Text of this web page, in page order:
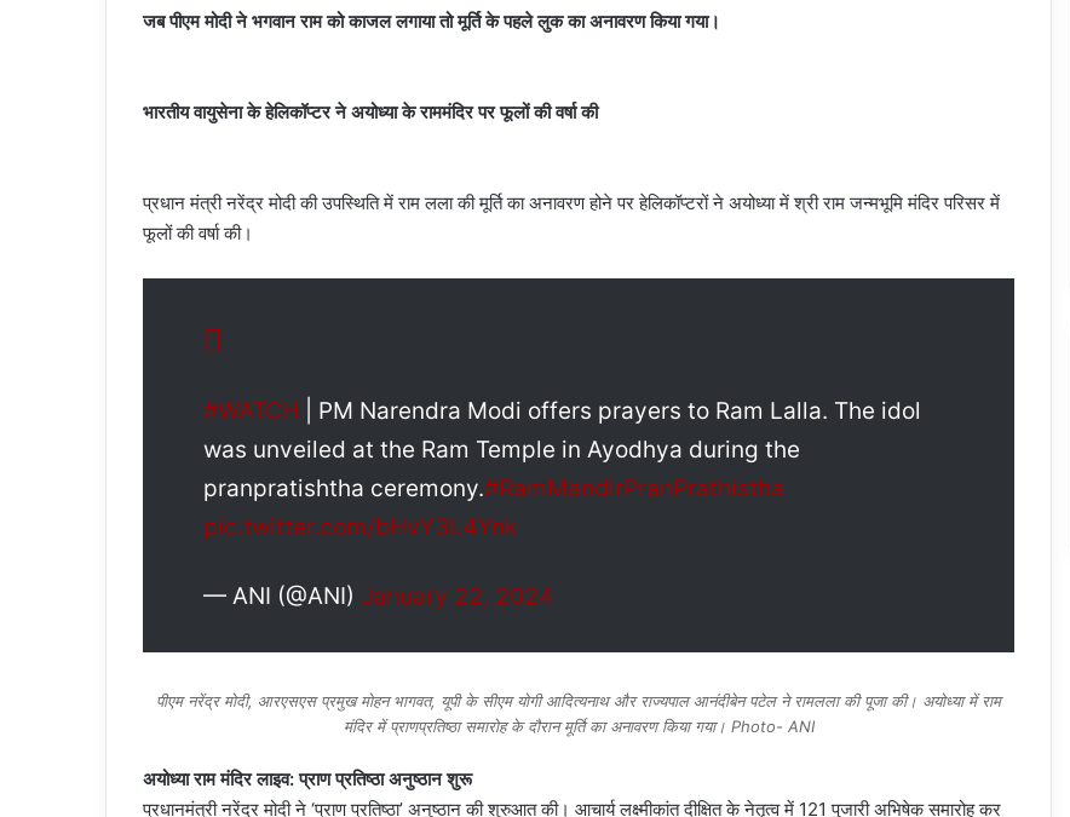
जब पीएम मोदी ने भगवान राम को काजल लगाया तो मूर्ति के पहले लुक का अनावरण किया गया।
भारतीय वायुसेना के हेलिकॉप्टर ने अयोध्या के राममंदिर पर फूलों की वर्षा की
प्रधान मंत्री नरेंद्र मोदी की उपस्थिति में राम लला की मूर्ति का अनावरण होने पर हेलिकॉप्टरों ने अयोध्या में श्री राम जन्मभूमि मंदिर परिसर में
फूलों की वर्षा की।
#WATCH | PM Narendra Modi offers prayers to Ram Lalla. The idol
was unveiled at the Ram Temple in Ayodhya during the
pranpratishtha ceremony.#RamMandirPranPrathistha
pic.twitter.com/bHvY3L4Ynk
— ANI (@ANI) January 22, 2024
पीएम नरेंद्र मोदी, आरएसएस प्रमुख मोहन भागवत, यूपी के सीएम योगी आदित्यनाथ और राज्यपाल आनंदीबेन पटेल ने रामलला की पूजा की। अयोध्या में राम
मंदिर में प्राणप्रतिष्ठा समारोह के दौरान मूर्ति का अनावरण किया गया। Photo- ANI
अयोध्या राम मंदिर लाइव: प्राण प्रतिष्ठा अनुष्ठान शुरू
प्रधानमंत्री नरेंद्र मोदी ने ‘प्राण प्रतिष्ठा’ अनुष्ठान की शुरुआत की। आचार्य लक्ष्मीकांत दीक्षित के नेतृत्व में 121 पुजारी अभिषेक समारोह कर